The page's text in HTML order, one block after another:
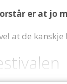
er at jo
at de